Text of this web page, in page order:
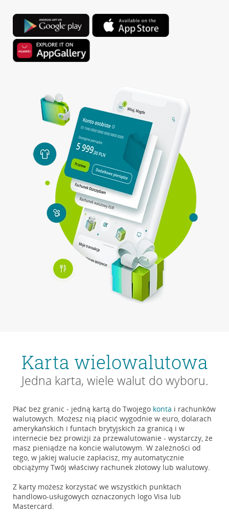
Karta wielowalutowa
Jedna karta, wiele walut do wyboru.
Płać bez granic - jedną kartą do Twojego konta i rachunków
walutowych. Możesz nią płacić wygodnie w euro, dolarach
amerykańskich i funtach brytyjskich za granicą i w
internecie bez prowizji za przewalutowanie - wystarczy, że
masz pieniądze na koncie walutowym. W zależności od
tego, w jakiej walucie zapłacisz, my automatycznie
obciążymy Twój właściwy rachunek złotowy lub walutowy.
Z karty możesz korzystać we wszystkich punktach
handlowo-usługowych oznaczonych logo Visa lub
Mastercard.